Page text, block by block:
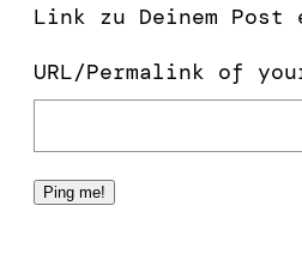
Link zu Deinem Post
URL/Permalink of